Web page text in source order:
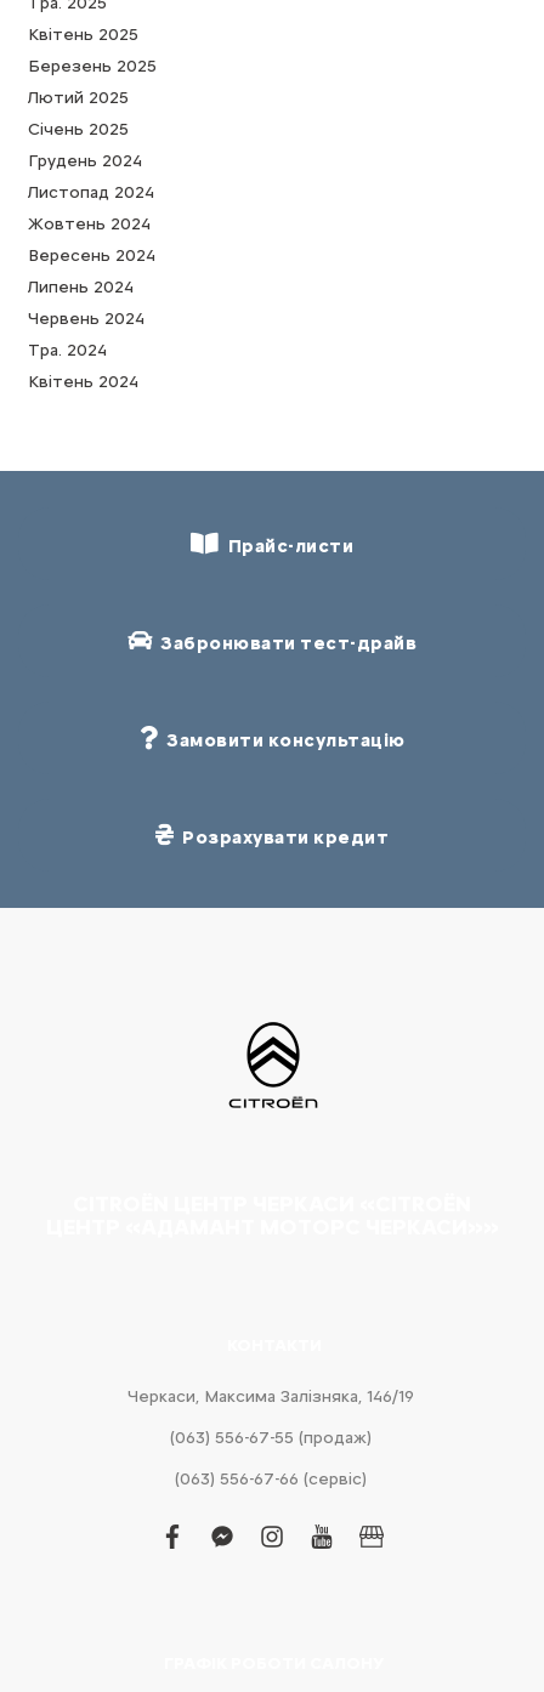
Квітень 2025
Березень 2025
Лютий 2025
Cічень 2025
Грудень 2024
Листопад 2024
Жовтень 2024
Вересень 2024
Липень 2024
Червень 2024
Тра. 2024
Квітень 2024
Прайс-листи
Забронювати тест-драйв
Замовити консультацію
Розрахувати кредит
Черкаси, Максима Залізняка, 146/19
(063) 556-67-55 (продаж)
(063) 556-67-66 (сервіс)
facebook
facebook-
instagram
youtubebusiness